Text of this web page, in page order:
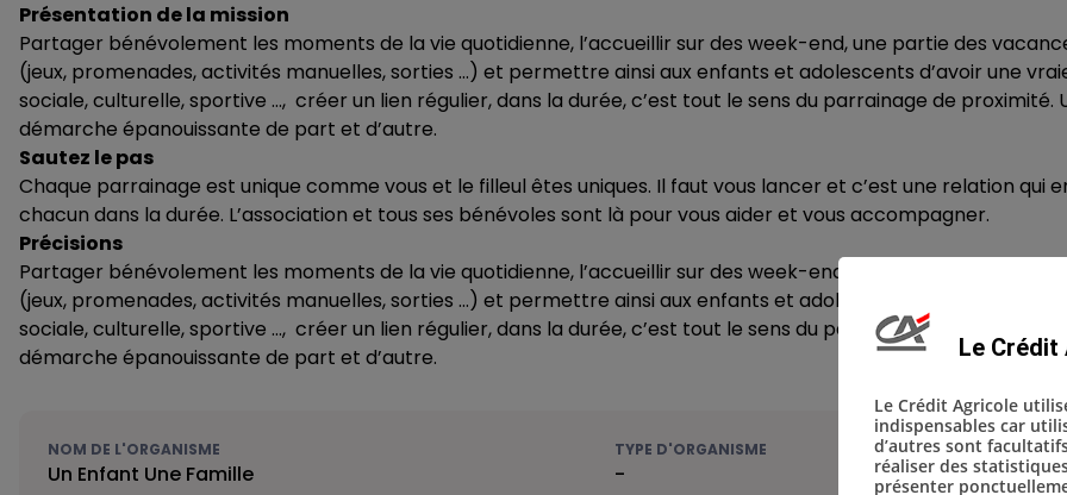
Présentation de la mission
Partager bénévolement les moments de la vie quotidienne, l’accueillir sur des week-end, une partie des
(jeux, promenades, activités manuelles, sorties …) et permettre ainsi aux enfants et adolescents d’avoir une
sociale, culturelle, sportive …, créer un lien régulier, dans la durée, c’est tout le sens du parrainage de proximité.
démarche épanouissante de part et d’autre.
Sautez le pas
Chaque parrainage est unique comme vous et le filleul êtes uniques. Il faut vous lancer et c’est une relation qui
chacun dans la durée. L’association et tous ses bénévoles sont là pour vous aider et vous accompagner.
Précisions
Partager bénévolement les moments de la vie quotidienne, l’accueillir sur des week-end, une partie des
(jeux, promenades, activités manuelles, sorties …) et permettre ainsi aux enfants et adolescents d’avoir une
sociale, culturelle, sportive …, créer un lien régulier, dans la durée, c’est tout le sens du parrainage de proximité.
démarche épanouissante de part et d’autre.
NOM DE L'ORGANISME
Un Enfant Une Famille
TYPE D'ORGANISME
-
Le
Le Crédit Agricole
indispensables car
d’autres sont
réaliser des
présenter